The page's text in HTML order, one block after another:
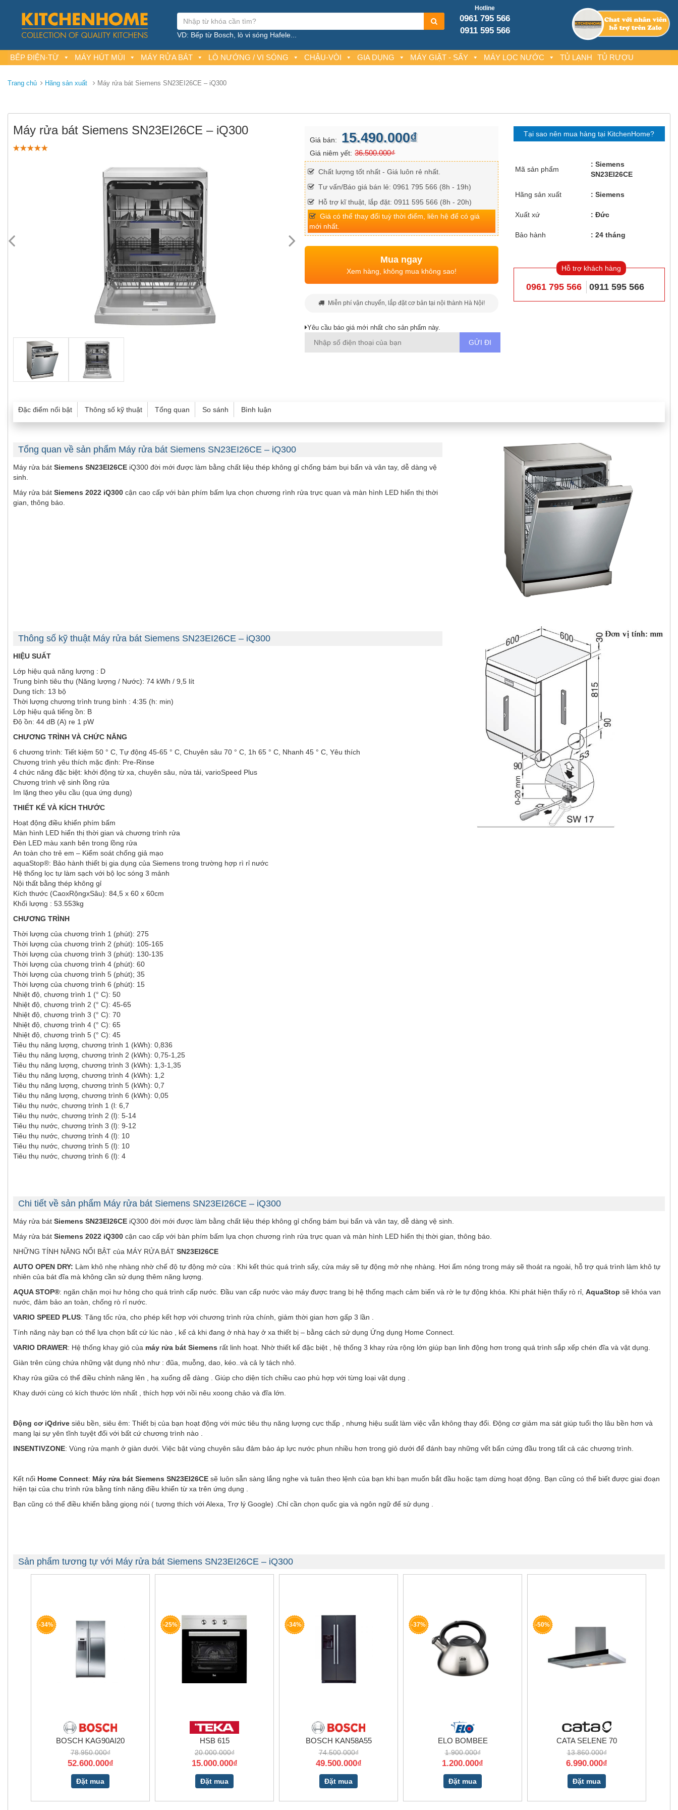
Hotline
0961 795 566
0911 595 566
VD: Bếp từ Bosch, lò vi sóng Hafele...
BẾP ĐIỆN-TỪ MÁY HÚT MÙI MÁY RỬA BÁT LÒ NƯỚNG / VI SÓNG CHẬU-VÒI GIA DỤNG MÁY GIẶT - SẤY MÁY LỌC NƯỚC TỦ LẠNH TỦ RƯỢU
Trang chủ Hãng sản xuất Máy rửa bát Siemens SN23EI26CE – iQ300
Máy rửa bát Siemens SN23EI26CE – iQ300
Giá bán: 15.490.000₫
Giá niêm yết: 36.500.000₫
Chất lượng tốt nhất - Giá luôn rẻ nhất.
Tư vấn/Báo giá bán lẻ: 0961 795 566 (8h - 19h)
Hỗ trợ kĩ thuật, lắp đặt: 0911 595 566 (8h - 20h)
Giá có thể thay đổi tuỳ thời điểm, liên hệ để có giá
mới nhất.
Mua ngay
Xem hàng, không mua không sao!
Miễn phí vận chuyển, lắp đặt cơ bản tại nội thành Hà Nội!
Yêu cầu báo giá mới nhất cho sản phẩm này.
Tại sao nên mua hàng tại KitchenHome?
Mã sản phẩm
Siemens
SN23EI26CE
Hãng sản xuất Siemens
Xuất xứ Đức
Bảo hành 24 tháng
Hỗ trợ khách hàng
0961 795 566 0911 595 566
Đặc điểm nổi bật Thông số kỹ thuật Tổng quan So sánh Bình luận
Tổng quan về sản phẩm Máy rửa bát Siemens SN23EI26CE – iQ300
Máy rửa bát Siemens SN23EI26CE iQ300 đời mới được làm bằng chất liệu thép không gỉ chống bám bụi bẩn và vân tay, dễ dàng vệ
sinh.
Máy rửa bát Siemens 2022 iQ300 cận cao cấp với bàn phím bấm lựa chọn chương rình rửa trực quan và màn hình LED hiển thị thời
gian, thông báo.
Thông số kỹ thuật Máy rửa bát Siemens SN23EI26CE – iQ300
HIỆU SUẤT
Lớp hiệu quả năng lượng : D
Trung bình tiêu thụ (Năng lượng / Nước): 74 kWh / 9,5 lít
Dung tích: 13 bộ
Thời lượng chương trình trung bình : 4:35 (h: min)
Lớp hiệu quả tiếng ồn: B
Độ ồn: 44 dB (A) re 1 pW
CHƯƠNG TRÌNH VÀ CHỨC NĂNG
6 chương trình: Tiết kiệm 50 ° C, Tự động 45-65 ° C, Chuyên sâu 70 ° C, 1h 65 ° C, Nhanh 45 ° C, Yêu thích
Chương trình yêu thích mặc định: Pre-Rinse
4 chức năng đặc biệt: khởi động từ xa, chuyên sâu, nửa tải, varioSpeed ​​Plus
Chương trình vệ sinh lồng rửa
Im lặng theo yêu cầu (qua ứng dụng)
THIẾT KẾ VÀ KÍCH THƯỚC
Hoạt động điều khiển phím bấm
Màn hình LED hiển thị thời gian và chương trình rửa
Đèn LED màu xanh bên trong lồng rửa
An toàn cho trẻ em – Kiểm soát chống giả mạo
aquaStop®: Bảo hành thiết bị gia dụng của Siemens trong trường hợp rì rỉ nước
Hệ thống lọc tự làm sạch với bộ lọc sóng 3 mảnh
Nội thất bằng thép không gỉ
Kích thước (CaoxRộngxSâu): 84,5 x 60 x 60cm
Khối lượng : 53.553kg
CHƯƠNG TRÌNH
Thời lượng của chương trình 1 (phút): 275
Thời lượng của chương trình 2 (phút): 105-165
Thời lượng của chương trình 3 (phút): 130-135
Thời lượng của chương trình 4 (phút): 60
Thời lượng của chương trình 5 (phút); 35
Thời lượng của chương trình 6 (phút): 15
Nhiệt độ, chương trình 1 (° C): 50
Nhiệt độ, chương trình 2 (° C): 45-65
Nhiệt độ, chương trình 3 (° C): 70
Nhiệt độ, chương trình 4 (° C): 65
Nhiệt độ, chương trình 5 (° C): 45
Tiêu thụ năng lượng, chương trình 1 (kWh): 0,836
Tiêu thụ năng lượng, chương trình 2 (kWh): 0,75-1,25
Tiêu thụ năng lượng, chương trình 3 (kWh): 1,3-1,35
Tiêu thụ năng lượng, chương trình 4 (kWh): 1,2
Tiêu thụ năng lượng, chương trình 5 (kWh): 0,7
Tiêu thụ năng lượng, chương trình 6 (kWh): 0,05
Tiêu thụ nước, chương trình 1 (l: 6,7
Tiêu thụ nước, chương trình 2 (l): 5-14
Tiêu thụ nước, chương trình 3 (l): 9-12
Tiêu thụ nước, chương trình 4 (l): 10
Tiêu thụ nước, chương trình 5 (l): 10
Tiêu thụ nước, chương trình 6 (l): 4
Chi tiết về sản phẩm Máy rửa bát Siemens SN23EI26CE – iQ300
Máy rửa bát Siemens SN23EI26CE iQ300 đời mới được làm bằng chất liệu thép không gỉ chống bám bụi bẩn và vân tay, dễ dàng vệ sinh.
Máy rửa bát Siemens 2022 iQ300 cận cao cấp với bàn phím bấm lựa chọn chương rình rửa trực quan và màn hình LED hiển thị thời gian, thông báo.
NHỮNG TÍNH NĂNG NỔI BẬT của MÁY RỬA BÁT SN23EI26CE
AUTO OPEN DRY: Làm khô nhẹ nhàng nhờ chế độ tự động mở cửa : Khi kết thúc quá trình sấy, cửa máy sẽ tự động mở nhẹ nhàng. Hơi ẩm nóng trong máy sẽ thoát ra ngoài, hỗ trợ quá trình làm khô tự
nhiên của bát đĩa mà không cần sử dụng thêm năng lượng.
AQUA STOP®: ngăn chặn mọi hư hỏng cho quá trình cấp nước. Đầu van cấp nước vào máy được trang bị hệ thống mạch cảm biến và rờ le tự động khóa. Khi phát hiện thấy rò rỉ, AquaStop sẽ khóa van
nước, đảm bảo an toàn, chống rò rỉ nước.
VARIO SPEED ​​PLUS: Tăng tốc rửa, cho phép kết hợp với chương trình rửa chính, giảm thời gian hơn gấp 3 lần .
Tính năng này bạn có thể lựa chọn bất cứ lúc nào , kể cả khi đang ở nhà hay ở xa thiết bị – bằng cách sử dụng Ứng dụng Home Connect.
VARIO DRAWER: Hệ thống khay giỏ của máy rửa bát Siemens rất linh hoạt. Nhờ thiết kế đặc biệt , hệ thống 3 khay rửa rộng lớn giúp bạn linh động hơn trong quá trình sắp xếp chén đĩa và vật dụng.
Giàn trên cùng chứa những vật dụng nhỏ như : đũa, muỗng, dao, kéo..và cả ly tách nhỏ.
Khay rửa giữa có thể điều chỉnh nâng lên , hạ xuống dễ dàng . Giúp cho diện tích chiều cao phù hợp với từng loại vật dụng .
Khay dưới cùng có kích thước lớn nhất , thích hợp với nồi nêu xoong chảo và đĩa lớn.
Động cơ iQdrive siêu bền, siêu êm: Thiết bị của bạn hoạt động với mức tiêu thụ năng lượng cực thấp , nhưng hiệu suất làm việc vẫn không thay đổi. Động cơ giảm ma sát giúp tuổi thọ lâu bền hơn và
mang lại sự yên tĩnh tuyệt đối với bất cứ chương trình nào .
INSENTIVZONE: Vùng rửa mạnh ở giàn dưới. Việc bật vùng chuyên sâu đảm bảo áp lực nước phun nhiều hơn trong giỏ dưới để đánh bay những vết bẩn cứng đầu trong tất cả các chương trình.
Kết nối Home Connect: Máy rửa bát Siemens SN23EI26CE sẽ luôn sẵn sàng lắng nghe và tuân theo lệnh của bạn khi bạn muốn bắt đầu hoặc tạm dừng hoạt động. Bạn cũng có thể biết được giai đoạn
hiện tại của chu trình rửa bằng tính năng điều khiển từ xa trên ứng dụng .
Bạn cũng có thể điều khiển bằng giọng nói ( tương thích với Alexa, Trợ lý Google) .Chỉ cần chọn quốc gia và ngôn ngữ để sử dụng .
Sản phẩm tương tự với Máy rửa bát Siemens SN23EI26CE – iQ300
-34%
BOSCH KAG90AI20
78.950.000₫
52.600.000₫
Đặt mua
-25%
HSB 615
20.000.000₫
15.000.000₫
Đặt mua
-34%
BOSCH KAN58A55
74.500.000₫
49.500.000₫
Đặt mua
-37%
ELO BOMBEE
1.900.000₫
1.200.000₫
Đặt mua
-50%
CATA SELENE 70
13.860.000₫
6.990.000₫
Đặt mua